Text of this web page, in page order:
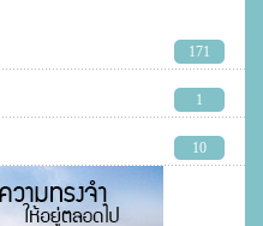
171
1
10